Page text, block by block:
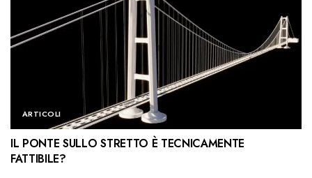
ARTICOLI
IL PONTE SULLO STRETTO È TECNICAMENTE
FATTIBILE?